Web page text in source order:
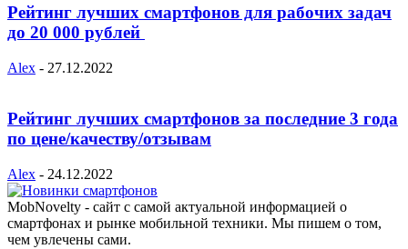
Рейтинг лучших смартфонов для рабочих задач
до 20 000 рублей
Alex - 27.12.2022
Рейтинг лучших смартфонов за последние 3 года
по цене/качеству/отзывам
Alex - 24.12.2022
MobNovelty - сайт с самой актуальной информацией о
смартфонах и рынке мобильной техники. Мы пишем о том,
чем увлечены сами.